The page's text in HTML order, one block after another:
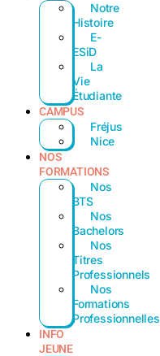
Notre
Histoire
E-
ESiD
La
Vie
Étudiante
CAMPUS
Fréjus
Nice
NOS
FORMATIONS
Nos
BTS
Nos
Bachelors
Nos
Titres
Professionnels
Nos
Formations
Professionnelles
INFO
JEUNE